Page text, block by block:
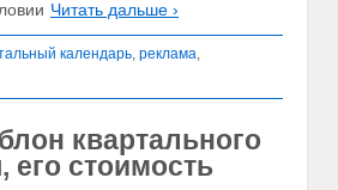
Читать дальше ›
календарь, реклама,
квартального
его стоимость